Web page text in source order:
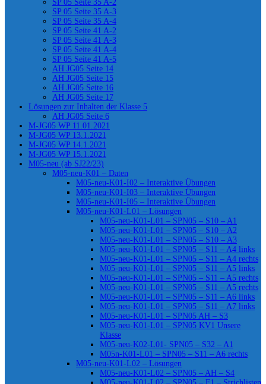
SP 05 Seite 35 A-2
SP 05 Seite 35 A-3
SP 05 Seite 35 A-4
SP 05 Seite 41 A-2
SP 05 Seite 41 A-3
SP 05 Seite 41 A-4
SP 05 Seite 41 A-5
AH JG05 Seite 14
AH JG05 Seite 15
AH JG05 Seite 16
AH JG05 Seite 17
Lösungen zur Inhalten der Klasse 5
AH JG05 Seite 6
M-JG05 WP 11.01.2021
M-JG05 WP 13.1.2021
M-JG05 WP 14.1.2021
M-JG05 WP 15.1.2021
M05-neu (ab SJ22/23)
M05-neu-K01 – Daten
M05-neu-K01-I02 – Interaktive Übungen
M05-neu-K01-I03 – Interaktive Übungen
M05-neu-K01-I05 – Interaktive Übungen
M05-neu-K01-L01 – Lösungen
M05-neu-K01-L01 – SPN05 – S10 – A1
M05-neu-K01-L01 – SPN05 – S10 – A2
M05-neu-K01-L01 – SPN05 – S10 – A3
M05-neu-K01-L01 – SPN05 – S11 – A4 links
M05-neu-K01-L01 – SPN05 – S11 – A4 rechts
M05-neu-K01-L01 – SPN05 – S11 – A5 links
M05-neu-K01-L01 – SPN05 – S11 – A5 rechts
M05-neu-K01-L01 – SPN05 – S11 – A5 rechts
M05-neu-K01-L01 – SPN05 – S11 – A6 links
M05-neu-K01-L01 – SPN05 – S11 – A7 links
M05-neu-K01-L01 – SPN05 AH – S3
M05-neu-K01-L01 – SPN05 KV1 Unsere
Klasse
M05-neu-K02-L01- SPN05 – S32 – A1
M05n-K01-L01 – SPN05 – S11 – A6 rechts
M05-neu-K01-L02 – Lösungen
M05-neu-K01-L02 – SPN05 – AH – S4